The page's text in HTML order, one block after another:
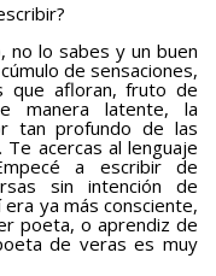
no lo sabes y un buen
de sensaciones,
que afloran, fruto de
manera latente, la
tan profundo de las
acercas al lenguaje
a escribir de
sin intención de
ya más consciente,
poeta, o aprendiz de
de veras es muy